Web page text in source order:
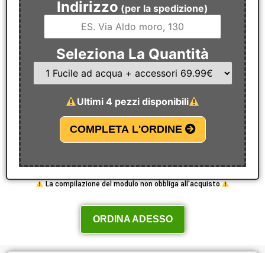
Indirizzo (per la spedizione)
Seleziona La Quantità
Ultimi 4 pezzi disponibili
COMPLETA L'ORDINE
La compilazione del modulo non obbliga all'acquisto.
ORDINA ADESSO